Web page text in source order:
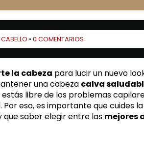
CABELLO • 0 COMENTARIOS
la cabeza para lucir un nuevo
una cabeza calva
libre de los problemas
eso, es importante que cuides
saber elegir entre las mejores